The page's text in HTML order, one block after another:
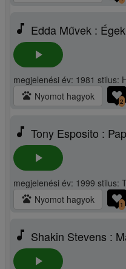
music_note Edda Művek :
play_arrow
megjelenési év: 1981 stilus:
pets Nyomot hagyok 2
music_note Tony Esposito :
play_arrow
megjelenési év: 1999 stilus:
pets Nyomot hagyok 1
music_note Shakin Stevens :
play_arrow